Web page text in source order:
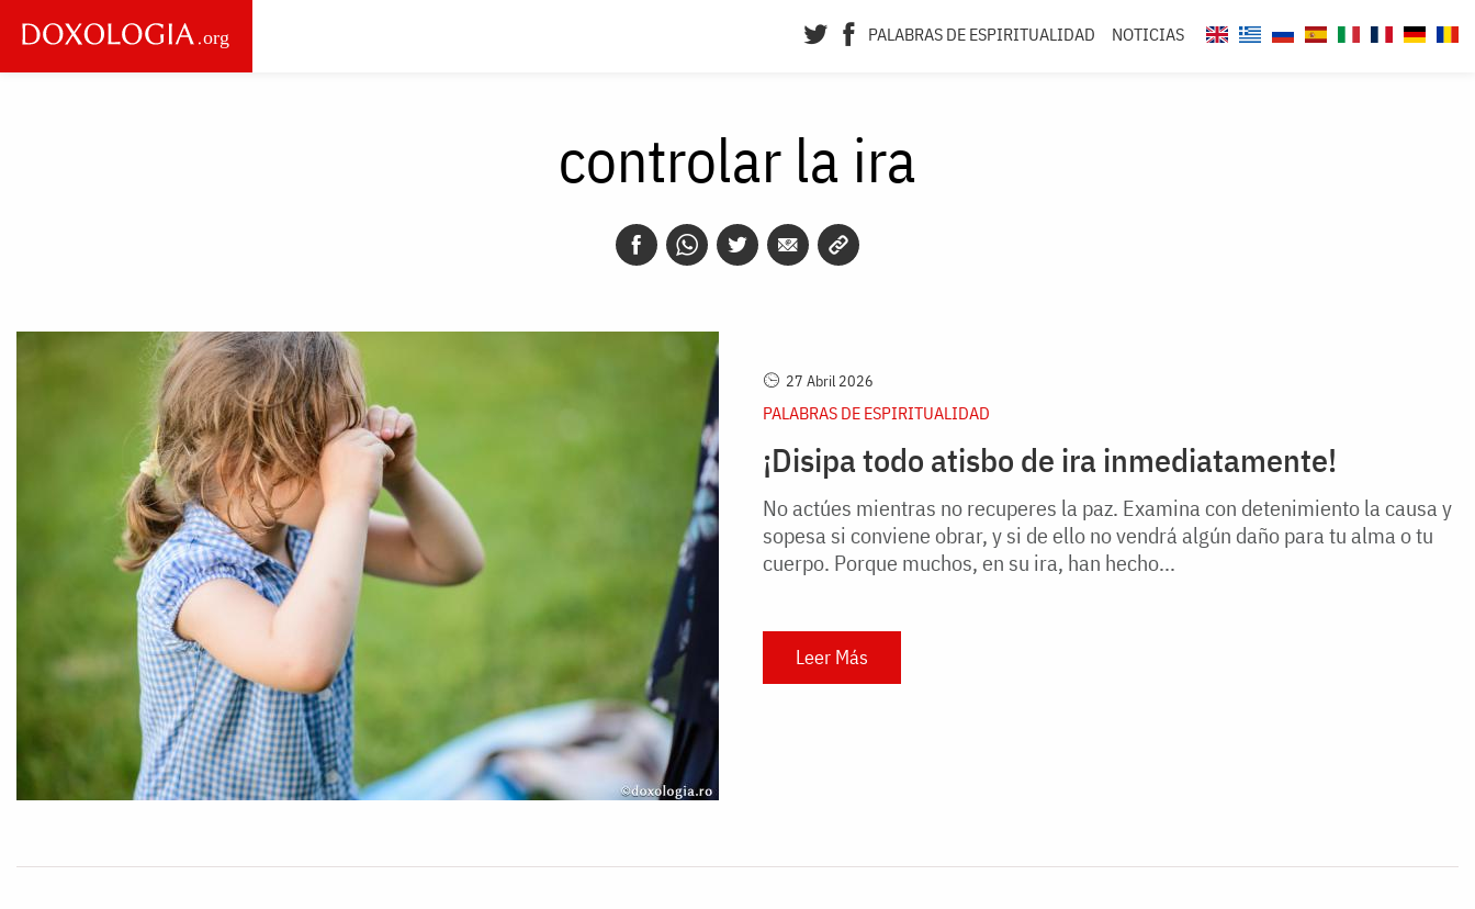
PALABRAS DE ESPIRITUALIDAD NOTICIAS
controlar la ira
27 Abril 2026
PALABRAS DE ESPIRITUALIDAD
¡Disipa todo atisbo de ira inmediatamente!
No actúes mientras no recuperes la paz. Examina con detenimiento la causa y
sopesa si conviene obrar, y si de ello no vendrá algún daño para tu alma o tu
cuerpo. Porque muchos, en su ira, han hecho...
Leer Más